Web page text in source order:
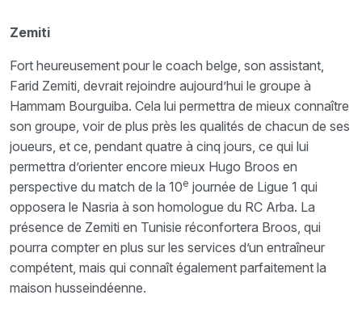
Zemiti
Fort heureusement pour le coach belge, son assistant,
Farid Zemiti, devrait rejoindre aujourd’hui le groupe à
Hammam Bourguiba. Cela lui permettra de mieux connaître
son groupe, voir de plus près les qualités de chacun de ses
joueurs, et ce, pendant quatre à cinq jours, ce qui lui
permettra d’orienter encore mieux Hugo Broos en
perspective du match de la 10e journée de Ligue 1 qui
opposera le Nasria à son homologue du RC Arba. La
présence de Zemiti en Tunisie réconfortera Broos, qui
pourra compter en plus sur les services d’un entraîneur
compétent, mais qui connaît également parfaitement la
maison husseindéenne.